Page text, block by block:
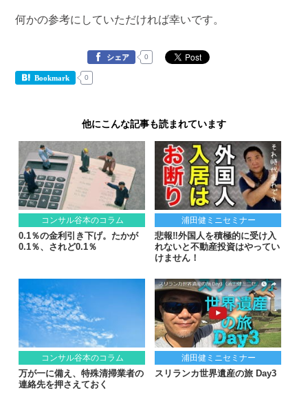
何かの参考にしていただければ幸いです。
シェア 0
Bookmark 0
他にこんな記事も読まれています
コンサル谷本のコラム
0.1％の金利引き下げ。たかが
0.1％、されど0.1％
浦田健ミニセミナー
悲報‼︎外国人を積極的に受け入
れないと不動産投資はやってい
けません！
コンサル谷本のコラム
万が一に備え、特殊清掃業者の
連絡先を押さえておく
浦田健ミニセミナー
スリランカ世界遺産の旅 Day3